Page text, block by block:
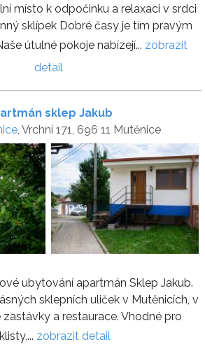
místo k odpočinku a relaxaci v srdci
sklípek Dobré časy je tím pravým
útulné pokoje nabízejí... zobrazit
detail
sklep Jakub
, Vrchní 171, 696 11 Mutěnice
ubytování apartmán Sklep Jakub.
sklepních uliček v Mutěnicích, v
a restaurace. Vhodné pro
zobrazit detail